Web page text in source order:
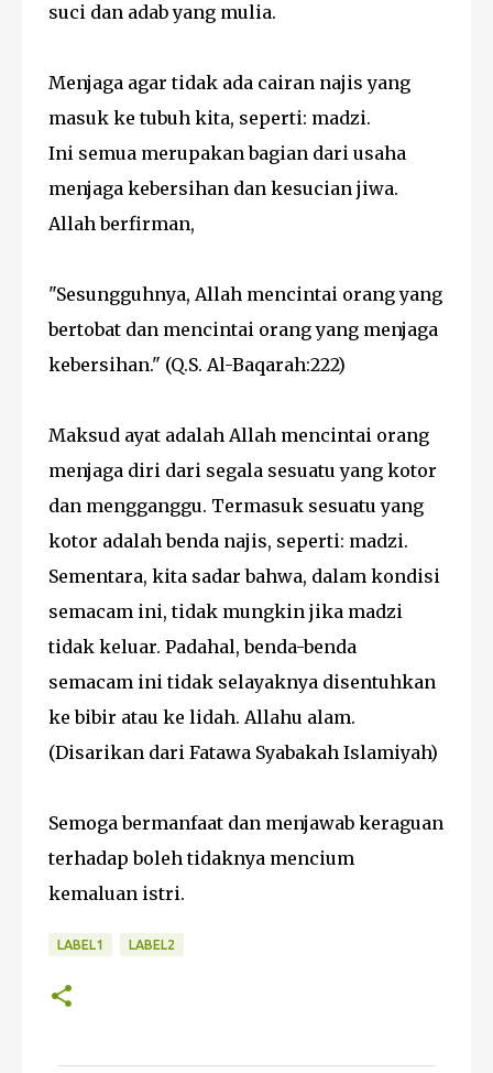
suci dan adab yang mulia.
Menjaga agar tidak ada cairan najis yang
masuk ke tubuh kita, seperti: madzi.
Ini semua merupakan bagian dari usaha
menjaga kebersihan dan kesucian jiwa.
Allah berfirman,
"Sesungguhnya, Allah mencintai orang yang
bertobat dan mencintai orang yang menjaga
kebersihan." (Q.S. Al-Baqarah:222)
Maksud ayat adalah Allah mencintai orang
menjaga diri dari segala sesuatu yang kotor
dan mengganggu. Termasuk sesuatu yang
kotor adalah benda najis, seperti: madzi.
Sementara, kita sadar bahwa, dalam kondisi
semacam ini, tidak mungkin jika madzi
tidak keluar. Padahal, benda-benda
semacam ini tidak selayaknya disentuhkan
ke bibir atau ke lidah. Allahu alam.
(Disarikan dari Fatawa Syabakah Islamiyah)
Semoga bermanfaat dan menjawab keraguan
terhadap boleh tidaknya mencium
kemaluan istri.
LABEL1 LABEL2